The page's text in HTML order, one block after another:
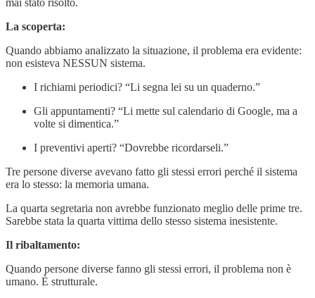
La scoperta:
Quando abbiamo analizzato la situazione, il problema era evidente:
non esisteva NESSUN sistema.
I richiami periodici? “Li segna lei su un quaderno.”
Gli appuntamenti? “Li mette sul calendario di Google, ma a
volte si dimentica.”
I preventivi aperti? “Dovrebbe ricordarseli.”
Tre persone diverse avevano fatto gli stessi errori perché il sistema
era lo stesso: la memoria umana.
La quarta segretaria non avrebbe funzionato meglio delle prime tre.
Sarebbe stata la quarta vittima dello stesso sistema inesistente.
Il ribaltamento:
Quando persone diverse fanno gli stessi errori, il problema non è
umano. È strutturale.